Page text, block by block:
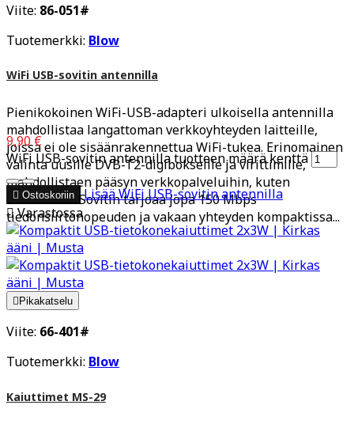
Viite: 86-051#
Tuotemerkki: Blow
WiFi USB-sovitin antennilla
Pienikokoinen WiFi-USB-adapteri ulkoisella antennilla
mahdollistaa langattoman verkkoyhteyden laitteille,
joissa ei ole sisäänrakennettua WiFi-tukea. Erinomainen
valinta uusille DVB-T2-digibokseille ja virittimille,
mahdollistaen pääsyn verkkopalveluihin, kuten
YouTubeen. Sovitin tarjoaa jopa 150 Mbps
tiedonsiirtonopeuden ja vakaan yhteyden kompaktissa...
9,90 €
WiFi USB-sovitin antennilla tuotteen määrä kenttä
 Ostoskoriin LisääWiFi USB-sovitin antennilla
Varastossa
 Pikakatselu
Viite: 66-401#
Tuotemerkki: Blow
Kaiuttimet MS-29